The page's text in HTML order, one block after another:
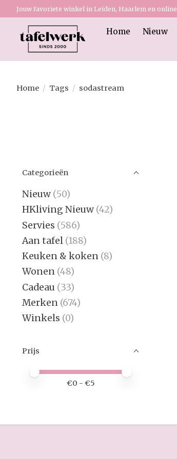
Jouw favoriete winkel in Leiden, Haarlem en online
Home Nieuw
Home / Tags / sodastream
Categorieën
Nieuw (50)
HKliving Nieuw (42)
Servies (586)
Aan tafel (188)
Keuken & koken (8)
Wonen (48)
Cadeau (33)
Merken (674)
Winkels (0)
Prijs
Minimale prijswaarde
Price maximum value
€0 - €5